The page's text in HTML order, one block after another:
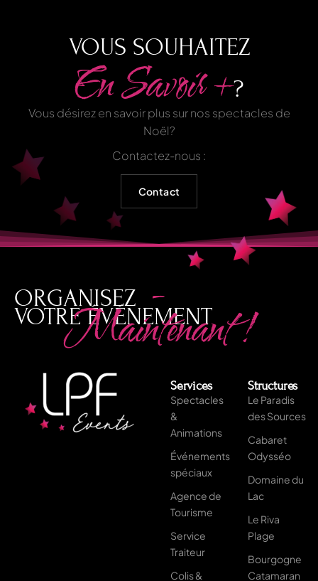
VOUS SOUHAITEZ
En Savoir +?
Vous désirez en savoir plus sur nos spectacles de
Noël?
Contactez-nous :
Contact
ORGANISEZ -
VOTRE ÉVÉNEMENT
Maintenant !
Services
Spectacles
&
Animations
Événements
spéciaux
Agence de
Tourisme
Service
Traiteur
Colis &
Structures
Le Paradis
des Sources
Cabaret
Odysséo
Domaine du
Lac
Le Riva
Plage
Bourgogne
Catamaran